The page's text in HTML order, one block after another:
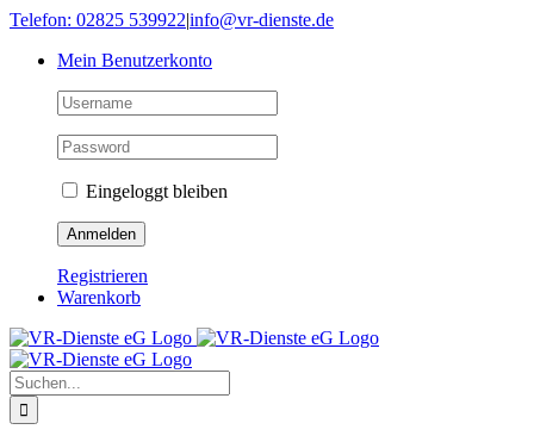
Skip
content
Telefon: 02825 539922|info@vr-dienste.de
Mein Benutzerkonto
Eingeloggt bleiben
Registrieren
Warenkorb
Suche
nach: